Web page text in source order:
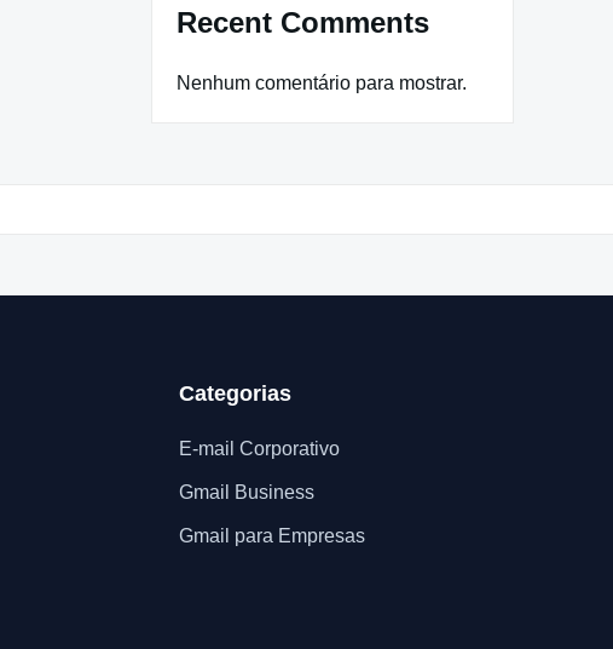
Recent Comments
Nenhum comentário para mostrar.
Categorias
E-mail Corporativo
Gmail Business
Gmail para Empresas